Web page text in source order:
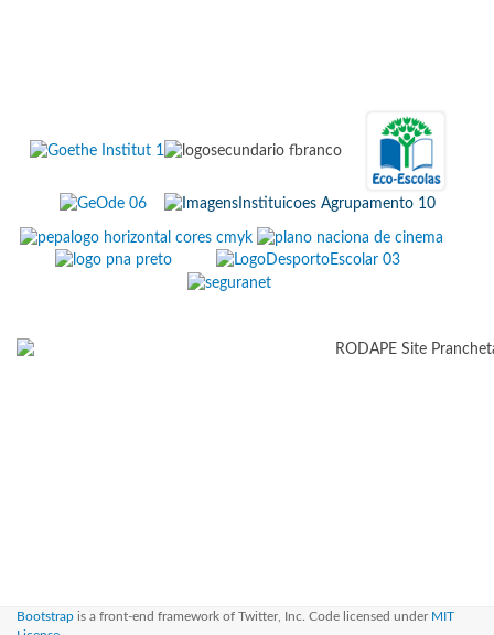
Bootstrap is a front-end framework of Twitter, Inc. Code licensed under MIT